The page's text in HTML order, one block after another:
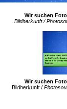
Wir suchen
Bildherkunft /
Wir suchen
Bildherkunft /